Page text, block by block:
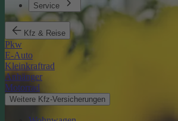
Service
Kfz & Reise
Pkw
E-Auto
Kleinkraftrad
Anhänger
Motorrad
Weitere Kfz-Versicherungen